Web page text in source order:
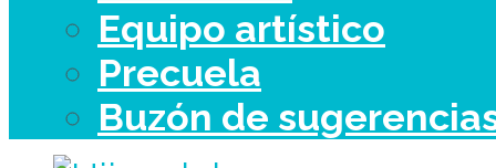
Equipo artístico
Precuela
Buzón de